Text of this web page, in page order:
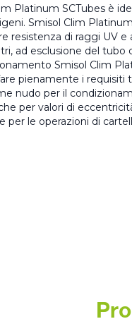
Platinum SCTubes è
Smisol Clim Platinum
resistenza di raggi UV e
ad esclusione del tubo
Smisol Clim
pienamente i requisiti
nudo per il
per valori di
le operazioni di